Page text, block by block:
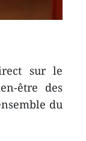
sur le
être des
du